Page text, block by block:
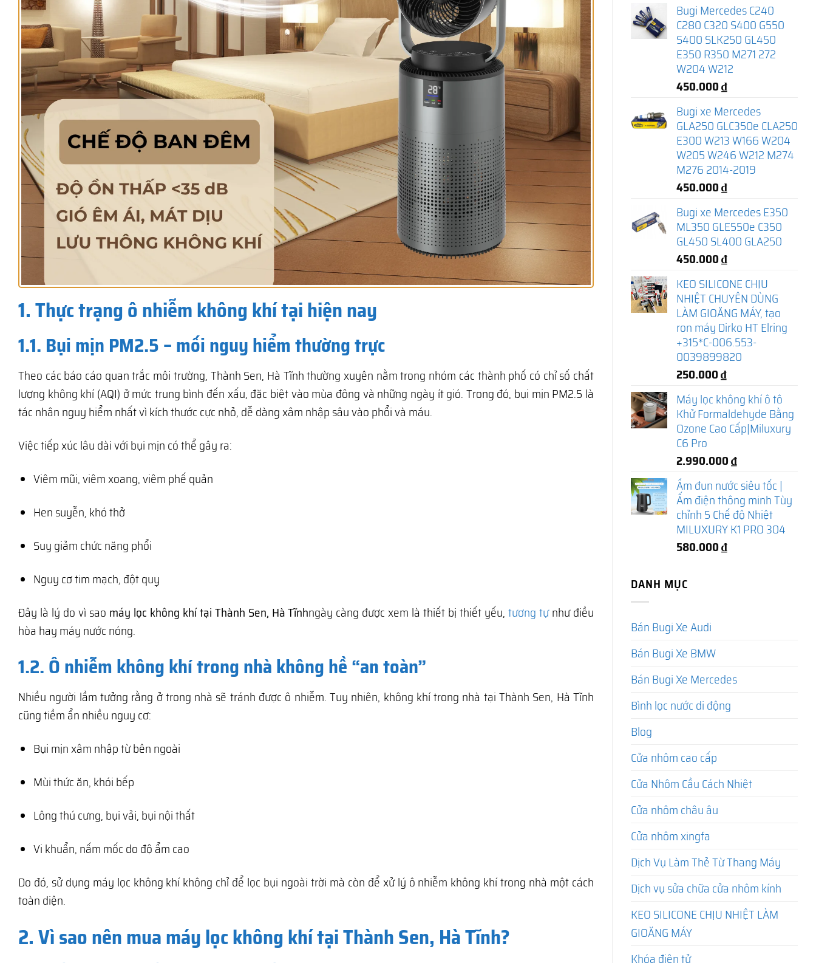
1. Thực trạng ô nhiễm không khí tại hiện nay
1.1. Bụi mịn PM2.5 – mối nguy hiểm thường trực
Theo các báo cáo quan trắc môi trường, Thành Sen, Hà Tĩnh thường xuyên nằm trong nhóm các thành phố có chỉ số chất
lượng không khí (AQI) ở mức trung bình đến xấu, đặc biệt vào mùa đông và những ngày ít gió. Trong đó, bụi mịn PM2.5 là
tác nhân nguy hiểm nhất vì kích thước cực nhỏ, dễ dàng xâm nhập sâu vào phổi và máu.
Việc tiếp xúc lâu dài với bụi mịn có thể gây ra:
Viêm mũi, viêm xoang, viêm phế quản
Hen suyễn, khó thở
Suy giảm chức năng phổi
Nguy cơ tim mạch, đột quỵ
Đây là lý do vì sao máy lọc không khí tại Thành Sen, Hà Tĩnhngày càng được xem là thiết bị thiết yếu,tương tựnhư điều
hòa hay máy nước nóng.
1.2. Ô nhiễm không khí trong nhà không hề “an toàn”
Nhiều người lầm tưởng rằng ở trong nhà sẽ tránh được ô nhiễm. Tuy nhiên, không khí trong nhà tại Thành Sen, Hà Tĩnh
cũng tiềm ẩn nhiều nguy cơ:
Bụi mịn xâm nhập từ bên ngoài
Mùi thức ăn, khói bếp
Lông thú cưng, bụi vải, bụi nội thất
Vi khuẩn, nấm mốc do độ ẩm cao
Do đó, sử dụng máy lọc không khí không chỉ để lọc bụi ngoài trời mà còn để xử lý ô nhiễm không khí trong nhà một cách
toàn diện.
2. Vì sao nên mua máy lọc không khí tại Thành Sen, Hà Tĩnh?
Bugi Mercedes C240
C280 C320 S400 G550
S400 SLK250 GL450
E350 R350 M271 272
W204 W212
450.000₫
Bugi xe Mercedes
GLA250 GLC350e CLA250
E300 W213 W166 W204
W205 W246 W212 M274
M276 2014-2019
450.000₫
Bugi xe Mercedes E350
ML350 GLE550e C350
GL450 SL400 GLA250
450.000₫
KEO SILICONE CHỊU
NHIỆT CHUYÊN DÙNG
LÀM GIOĂNG MÁY, tạo
ron máy Dirko HT Elring
+315*C-006.553-
0039899820
250.000₫
Máy lọc không khí ô tô
Khử Formaldehyde Bằng
Ozone Cao Cấp|Miluxury
C6 Pro
2.990.000₫
Ấm đun nước siêu tốc |
Ấm điện thông minh Tùy
chỉnh 5 Chế độ Nhiệt
MILUXURY K1 PRO 304
580.000₫
DANH MỤC
Bán Bugi Xe Audi
Bán Bugi Xe BMW
Bán Bugi Xe Mercedes
Bình lọc nước di động
Blog
Cửa nhôm cao cấp
Cửa Nhôm Cầu Cách Nhiệt
Cửa nhôm châu âu
Cửa nhôm xingfa
Dịch Vụ Làm Thẻ Từ Thang Máy
Dịch vụ sửa chữa cửa nhôm kính
KEO SILICONE CHỊU NHIỆT LÀM
GIOĂNG MÁY
Khóa điện tử